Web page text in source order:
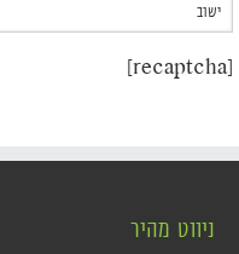
[recaptcha]
ניווט מהיר